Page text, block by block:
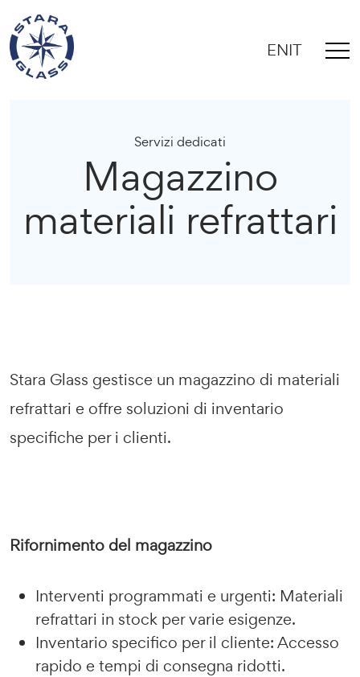
ENIT
Servizi dedicati
Magazzino
materiali refrattari
Stara Glass gestisce un magazzino di materiali
refrattari e offre soluzioni di inventario
specifiche per i clienti.
Rifornimento del magazzino
Interventi programmati e urgenti: Materiali
refrattari in stock per varie esigenze.
Inventario specifico per il cliente: Accesso
rapido e tempi di consegna ridotti.